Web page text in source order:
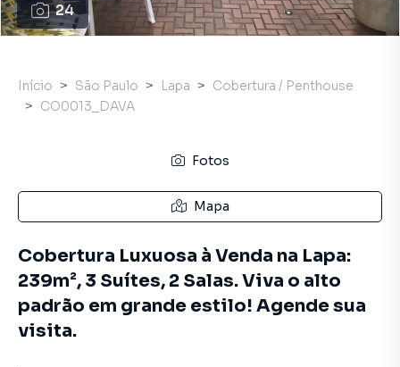
24
Início São Paulo Lapa
Cobertura / Penthouse
CO0013_DAVA
Fotos
Mapa
Cobertura Luxuosa à Venda na Lapa:
239m², 3 Suítes, 2 Salas. Viva o alto
padrão em grande estilo! Agende sua
visita.